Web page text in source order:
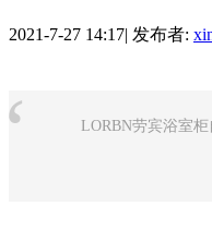
2021-7-27 14:17| 发布者:
LORBN劳宾浴室